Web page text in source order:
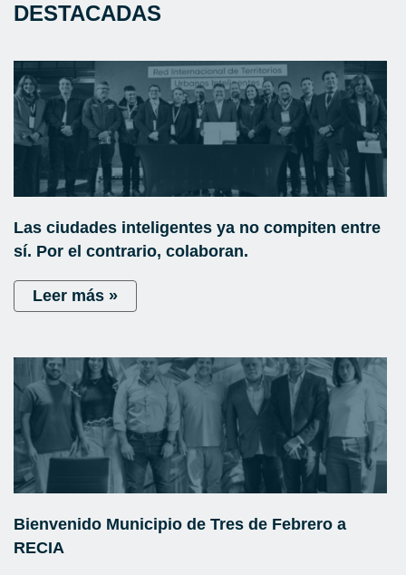
DESTACADAS
Las ciudades inteligentes ya no compiten entre
sí. Por el contrario, colaboran.
Leer más »
Bienvenido Municipio de Tres de Febrero a
RECIA